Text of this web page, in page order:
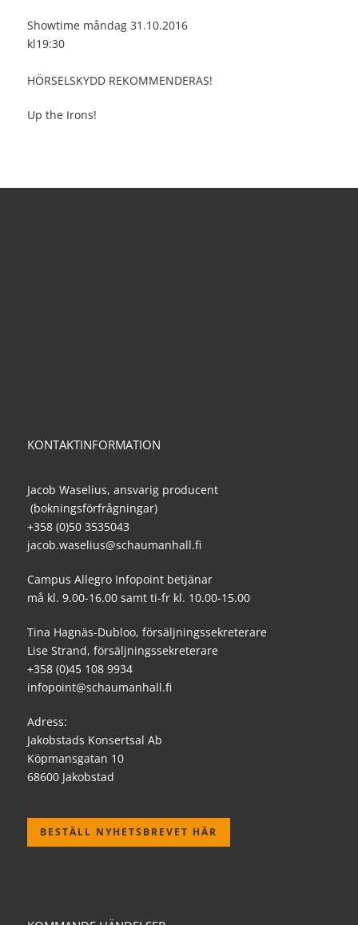
Showtime måndag 31.10.2016
kl19:30
HÖRSELSKYDD REKOMMENDERAS!
Up the Irons!
KONTAKTINFORMATION
Jacob Waselius, ansvarig producent
(bokningsförfrågningar)
+358 (0)50 3535043
jacob.waselius@schaumanhall.fi
Campus Allegro Infopoint betjänar
må kl. 9.00-16.00 samt ti-fr kl. 10.00-15.00
Tina Hagnäs-Dubloo, försäljningssekreterare
Lise Strand, försäljningssekreterare
+358 (0)45 108 9934
infopoint@schaumanhall.fi
Adress:
Jakobstads Konsertsal Ab
Köpmansgatan 10
68600 Jakobstad
BESTÄLL NYHETSBREVET HÄR